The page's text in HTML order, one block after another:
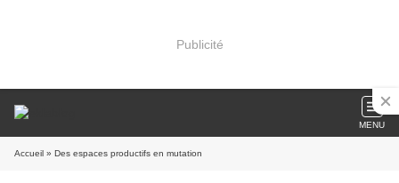
Publicité
MENU
Accueil » Des espaces productifs en mutation